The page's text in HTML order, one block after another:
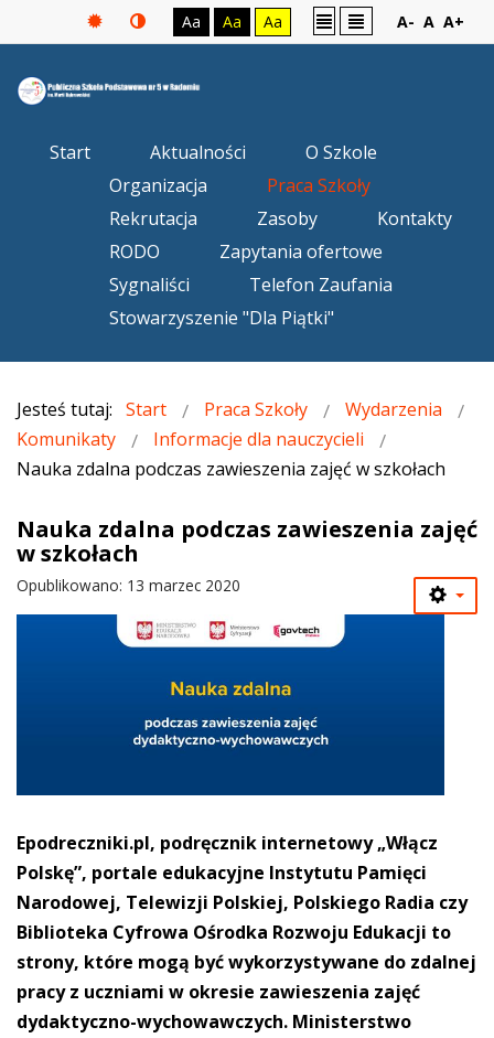
Aa Aa Aa A- A A+
Start Aktualności
O Szkole
Organizacja
Praca Szkoły
Rekrutacja
Zasoby
Kontakty
RODO
Zapytania ofertowe
Sygnaliści
Telefon Zaufania
Stowarzyszenie "Dla Piątki"
Jesteś tutaj: Start Praca Szkoły
Wydarzenia
Komunikaty
Informacje dla nauczycieli
Nauka zdalna podczas zawieszenia zajęć w szkołach
Nauka zdalna podczas zawieszenia zajęć
w szkołach
Opublikowano: 13 marzec 2020
Epodreczniki.pl, podręcznik internetowy „Włącz
Polskę”, portale edukacyjne Instytutu Pamięci
Narodowej, Telewizji Polskiej, Polskiego Radia czy
Biblioteka Cyfrowa Ośrodka Rozwoju Edukacji to
strony, które mogą być wykorzystywane do zdalnej
pracy z uczniami w okresie zawieszenia zajęć
dydaktyczno-wychowawczych. Ministerstwo